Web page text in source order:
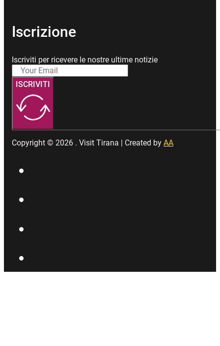
Iscrizione
Iscriviti per ricevere le nostre ultime notizie
ISCRIVITI
Copyright © 2026 . Visit Tirana | Created by AA